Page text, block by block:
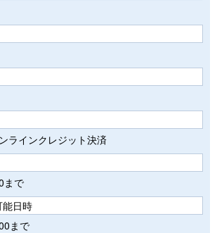
ラインクレジット決済
まで
日時
まで